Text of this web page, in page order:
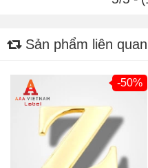
Sản phẩm liên quan
-50%